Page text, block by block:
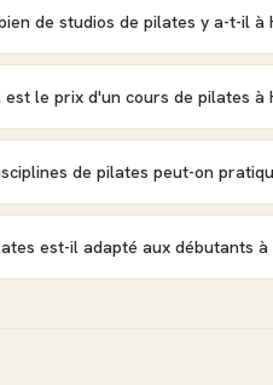
de studios de pilates y a-t-il à
est le prix d'un cours de pilates à
de pilates peut-on
est-il adapté aux débutants à